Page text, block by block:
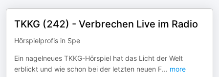
TKKG (242) - Verbrechen Live im Radio
Hörspielprofis in Spe
Ein nagelneues TKKG-Hörspiel hat das Licht der Welt
erblickt und wie schon bei der letzten neuen F... more